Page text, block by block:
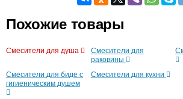
Оставьте отзыв
Доставка сантехники по Москве и
Возможные способы оплаты:
Наличный расчёт
Банковской картой на сайте в
времени
Похожие товары
Смесители для душа
Смесители для
раковины
Смесители для биде с
гигиеническим душем
Смесители для кухни